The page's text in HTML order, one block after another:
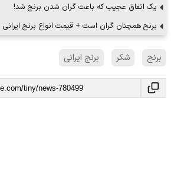
یک اتفاق عجیب که باعث گران شدن برنج شد!
برنح همچنان گران است + قیمت انواع برنج ایرانی
برنج شکر برنج ایرانی